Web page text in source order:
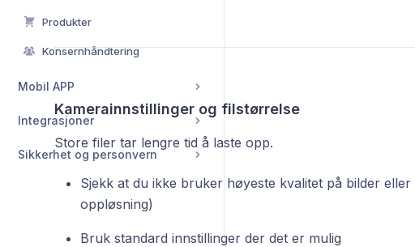
Produkter
Konsernhåndtering
Mobil APP
Integrasjoner
Sikkerhet og personvern
Kamerainnstillinger og filstørrelse
Store filer tar lengre tid å laste opp.
Sjekk at du ikke bruker høyeste kvalitet på bilder
oppløsning)
Bruk standard innstillinger der det er mulig